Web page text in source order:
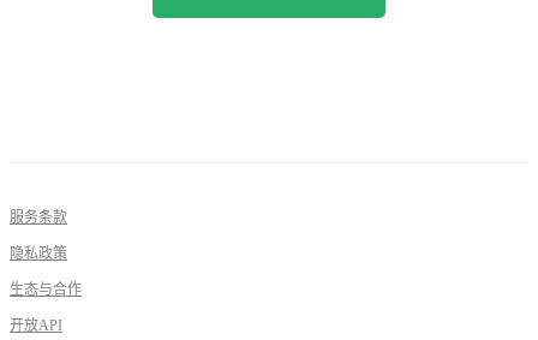
服务条款
隐私政策
生态与合作
开放API